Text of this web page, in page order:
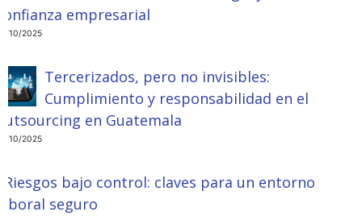
empresarial
10/2025
Tercerizados, pero no invisibles:
Cumplimiento y responsabilidad en el
en Guatemala
10/2025
Riesgos bajo control: claves para un entorno
seguro